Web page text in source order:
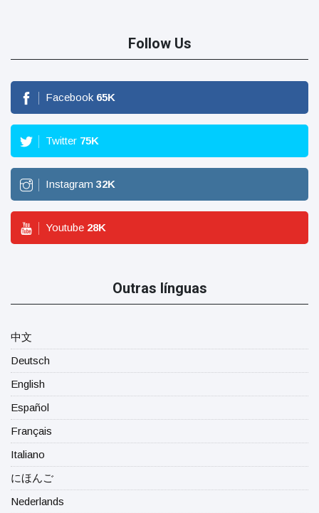
Follow Us
Facebook 65K
Twitter 75K
Instagram 32K
Youtube 28K
Outras línguas
中文
Deutsch
English
Español
Français
Italiano
にほんご
Nederlands